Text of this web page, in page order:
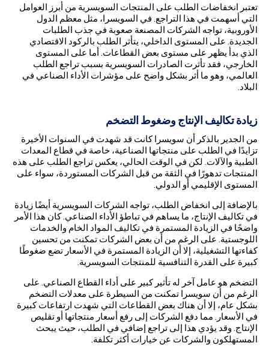
تعتبر انخفاضات الطلب على المنتجات السويسرية من أبرز العوامل
التي أسهمت في هذا التراجع. في السويسرا، مثل معظم الدول
الأوروبية، تواجه الشركات المصنعة صعوبة في جذب الطلبات
الجديدة. على المستوى الداخلي، يتأثر الطلب بالركود الاقتصادي
الذي بدأ يظهر على مستوى بعض القطاعات. أما على المستوى
الخارجي، فقد تأثرت الصادرات السويسرية بسبب تراجع الطلب
العالمي، وهو ما أثر بشكل واضح على مؤشرات الأداء الصناعي في
البلاد.
زيادة تكاليف الإنتاج وضغوط التضخم
من الجدير بالذكر أن سويسرا كانت قد شهدت في السنوات الأخيرة
تزايدًا في الطلب على منتجاتها الصناعية، خاصة في قطاع المعدات
الطبية والآلات. لكن في الوقت الحالي، يعكس تراجع الطلب على هذه
المنتجات تدهورًا في الثقة من قبل الشركات المستوردة، سواء على
المستوى الإقليمي أو الدولي.
بالإضافة إلى انخفاض الطلب، تواجه الشركات السويسرية أيضًا زيادة
في تكاليف الإنتاج، ما يساهم في تباطؤ الأداء الصناعي. كان هذا الأمر
واضحًا في الزيادة المستمرة في تكاليف المواد الخام والخدمات
اللوجستية. على الرغم من أن بعض الشركات تمكنت من تحسين
كفاءتها التشغيلية، إلا أن الزيادة المستمرة في الأسعار تضع ضغوطًا
كبيرة على القدرة التنافسية للمنتجات السويسرية.
التضخم هو عامل آخر له تأثير كبير على أداء القطاع الصناعي. على
الرغم من أن سويسرا تمكنت من السيطرة على معدلات التضخم
بشكل عام، إلا أن هناك بعض القطاعات التي شهدت ارتفاعات كبيرة
في الأسعار. مما دفع الشركات إلى رفع أسعار منتجاتها أو تقليص
الإنتاج. وقد يؤدي هذا إلى تراجع إضافي في الطلب، حيث يبحث
المستهلكون والشركات عن خيارات أكثر تكلفة.